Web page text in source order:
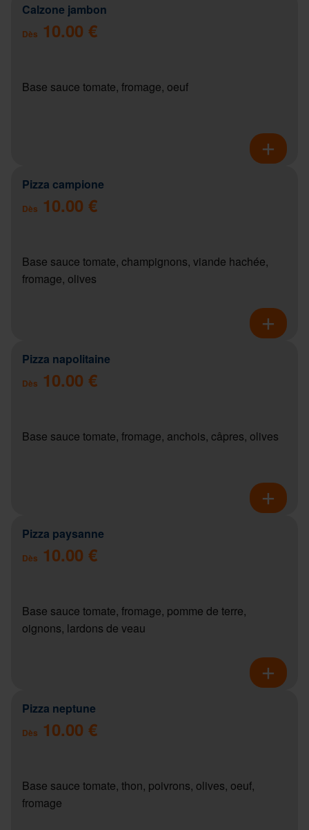
Calzone jambon
Dès 10.00 €
Base sauce tomate, fromage, oeuf
Pizza campione
Dès 10.00 €
Base sauce tomate, champignons, viande hachée,
fromage, olives
Pizza napolitaine
Dès 10.00 €
Base sauce tomate, fromage, anchois, câpres, olives
Pizza paysanne
Dès 10.00 €
Base sauce tomate, fromage, pomme de terre,
oignons, lardons de veau
Pizza neptune
Dès 10.00 €
Base sauce tomate, thon, poivrons, olives, oeuf,
fromage